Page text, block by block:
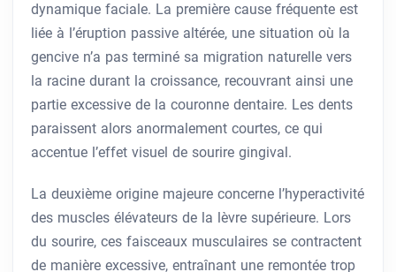
dynamique faciale. La première cause fréquente est
liée à l’éruption passive altérée, une situation où la
gencive n’a pas terminé sa migration naturelle vers
la racine durant la croissance, recouvrant ainsi une
partie excessive de la couronne dentaire. Les dents
paraissent alors anormalement courtes, ce qui
accentue l’effet visuel de sourire gingival.
La deuxième origine majeure concerne l’hyperactivité
des muscles élévateurs de la lèvre supérieure. Lors
du sourire, ces faisceaux musculaires se contractent
de manière excessive, entraînant une remontée trop